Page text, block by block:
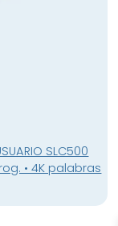
SLC500
• 4K palabras